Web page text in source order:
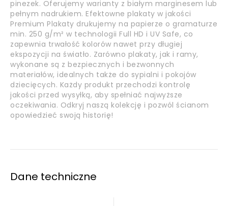
pinezek. Oferujemy warianty z białym marginesem lub
pełnym nadrukiem. Efektowne plakaty w jakości
Premium Plakaty drukujemy na papierze o gramaturze
min. 250 g/m² w technologii Full HD i UV Safe, co
zapewnia trwałość kolorów nawet przy długiej
ekspozycji na światło. Zarówno plakaty, jak i ramy,
wykonane są z bezpiecznych i bezwonnych
materiałów, idealnych także do sypialni i pokojów
dziecięcych. Każdy produkt przechodzi kontrolę
jakości przed wysyłką, aby spełniać najwyższe
oczekiwania. Odkryj naszą kolekcję i pozwól ścianom
opowiedzieć swoją historię!
Dane techniczne